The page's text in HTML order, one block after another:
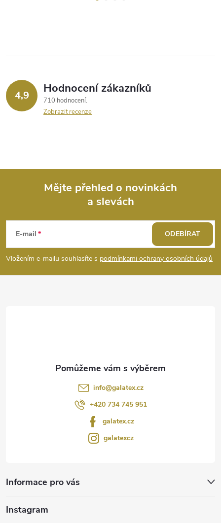
4,9 Hodnocení zákazníků
710 hodnocení
Zobrazit recenze
p
Mějte přehled o novinkách
a slevách
E-mail
Vložením e-mailu souhlasíte s podmínkami ochrany osobních údajů
ODEBÍRAT
info@galatex.cz
+420 734 745 951
galatex.cz
galatexcz
Informace pro vás
Instagram